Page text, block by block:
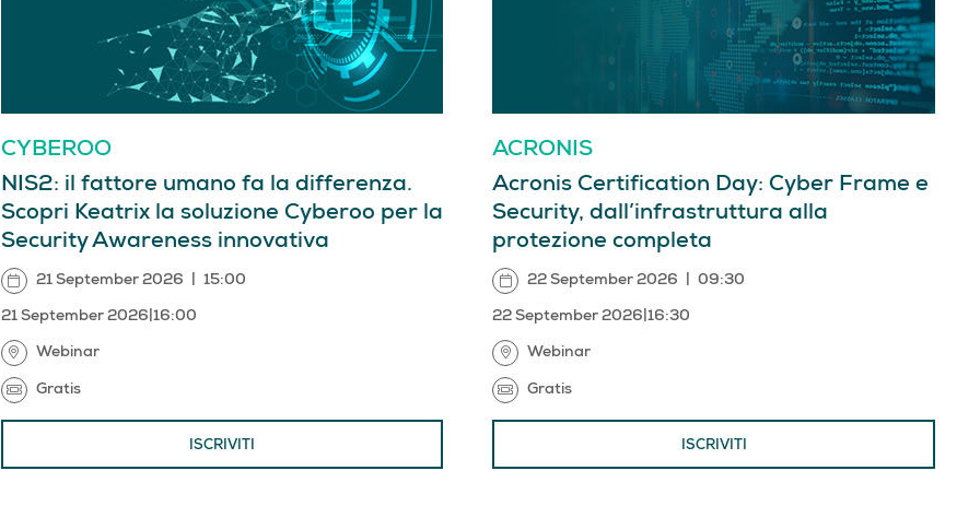
CYBEROO
NIS2: il fattore umano fa la differenza.
Scopri Keatrix la soluzione Cyberoo per la
Security Awareness innovativa
21 September 2026 15:00
21 September 2026 16:00
Webinar
Gratis
ISCRIVITI
ACRONIS
Acronis Certification Day: Cyber Frame e
Security, dall’infrastruttura alla
protezione completa
22 September 2026 09:30
22 September 2026 |16:30
Webinar
Gratis
ISCRIVITI